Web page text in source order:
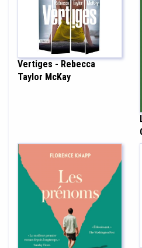
Vertiges - Rebecca
Taylor McKay